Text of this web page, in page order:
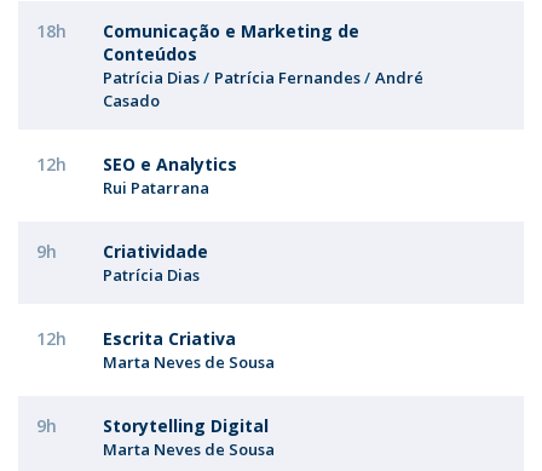
18h
Comunicação e Marketing de
Conteúdos
Patrícia Dias Patrícia Fernandes
André
Casado
12h SEO e Analytics
Rui Patarrana
9h Criatividade
Patrícia Dias
12h Escrita Criativa
Marta Neves de Sousa
9h Storytelling Digital
Marta Neves de Sousa